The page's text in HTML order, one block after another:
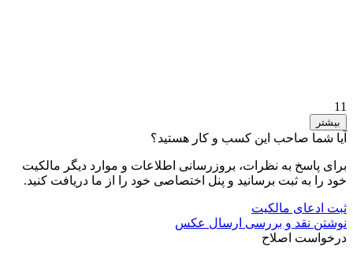
11
بیشتر
آیا شما صاحب این کسب و کار هستید؟
برای پاسخ به نظرات، بروزرسانی اطلاعات و موارد دیگر مالکیت
خود را به ثبت برسانید و پنل اختصاصی خود را از ما دریافت کنید.
ثبت ادعای مالکیت
نوشتن نقد و بررسی ارسال عکس
درخواست اصلاح